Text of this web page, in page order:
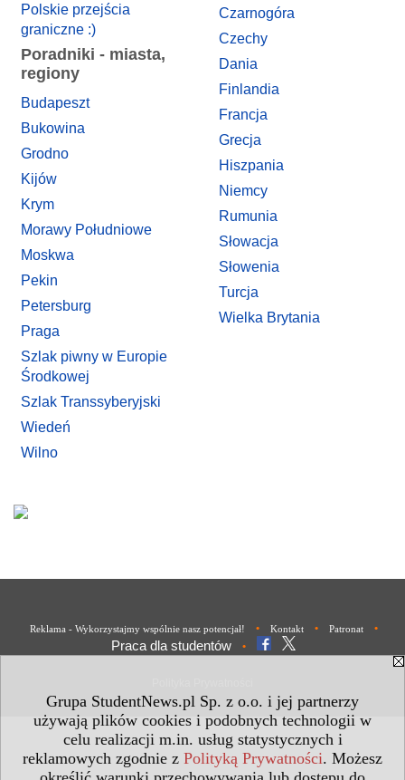
Grupa StudentNews.pl Sp. z o.o. i jej partnerzy
używają plików cookies i podobnych technologii w
celu realizacji m.in. usług statystycznych i
reklamowych zgodnie z Polityką Prywatności. Możesz
Polskie przejścia
graniczne :)
Poradniki - miasta,
regiony
Budapeszt
Bukowina
Grodno
Kijów
Krym
Morawy Południowe
Moskwa
Pekin
Petersburg
Praga
Szlak piwny w Europie
Środkowej
Szlak Transsyberyjski
Wiedeń
Wilno
Czarnogóra
Czechy
Dania
Finlandia
Francja
Grecja
Hiszpania
Niemcy
Rumunia
Słowacja
Słowenia
Turcja
Wielka Brytania
Reklama - Wykorzystajmy wspólnie nasz potencjał! • Kontakt • Patronat •
Praca dla studentów •